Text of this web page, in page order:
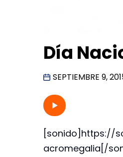
Día
SEPTIEMBRE 9,
[sonido]https://
acromegalia[/